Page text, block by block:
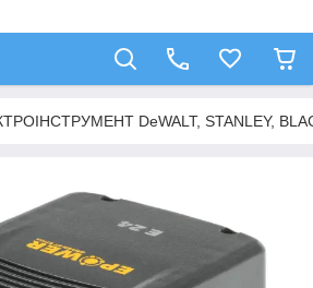
DeWALT, STANLEY,